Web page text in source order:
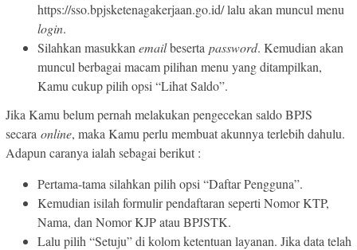
https://sso.bpjsketenagakerjaan.go.id/ lalu akan muncul menu
login.
Silahkan masukkan emailbeserta password. Kemudian akan
muncul berbagai macam pilihan menu yang ditampilkan,
Kamu cukup pilih opsi “Lihat Saldo”.
Jika Kamu belum pernah melakukan pengecekan saldo BPJS
secara online, maka Kamu perlu membuat akunnya terlebih dahulu.
Adapun caranya ialah sebagai berikut :
Pertama-tama silahkan pilih opsi “Daftar Pengguna”.
Kemudian isilah formulir pendaftaran seperti Nomor KTP,
Nama, dan Nomor KJP atau BPJSTK.
Lalu pilih “Setuju” di kolom ketentuan layanan. Jika data telah